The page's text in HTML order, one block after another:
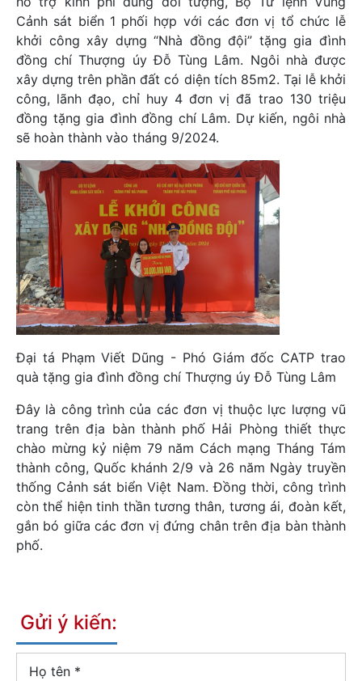
Cảnh sát biển 1 phối hợp với các đơn vị tổ chức lễ
khởi công xây dựng “Nhà đồng đội” tặng gia đình
đồng chí Thượng úy Đỗ Tùng Lâm. Ngôi nhà được
xây dựng trên phần đất có diện tích 85m2. Tại lễ khởi
công, lãnh đạo, chỉ huy 4 đơn vị đã trao 130 triệu
đồng tặng gia đình đồng chí Lâm. Dự kiến, ngôi nhà
sẽ hoàn thành vào tháng 9/2024.
Đại tá Phạm Viết Dũng - Phó Giám đốc CATP trao
quà tặng gia đình đồng chí Thượng úy Đỗ Tùng Lâm
Đây là công trình của các đơn vị thuộc lực lượng vũ
trang trên địa bàn thành phố Hải Phòng thiết thực
chào mừng kỷ niệm 79 năm Cách mạng Tháng Tám
thành công, Quốc khánh 2/9 và 26 năm Ngày truyền
thống Cảnh sát biển Việt Nam. Đồng thời, công trình
còn thể hiện tinh thần tương thân, tương ái, đoàn kết,
gắn bó giữa các đơn vị đứng chân trên địa bàn thành
phố.
Gửi ý kiến:
Họ tên *